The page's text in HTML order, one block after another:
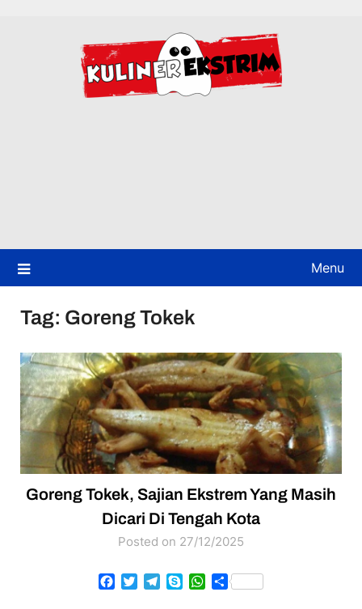
Menu
Tag: Goreng Tokek
Goreng Tokek, Sajian Ekstrem Yang Masih
Dicari Di Tengah Kota
Posted on 27/12/2025
Facebook
TwitterTelegram
SkypeWhatsApp
Share